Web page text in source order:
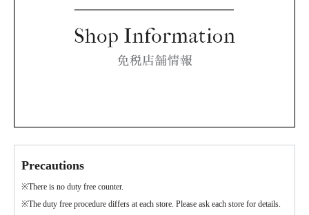
Precautions
※There is no duty free counter.
※The duty free procedure differs at each store. Please ask each store for details.